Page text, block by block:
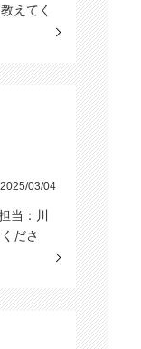
えてく
03/04
当：川
ださ